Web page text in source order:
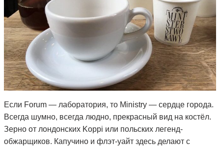
Если Forum — лаборатория, то Ministry — сердце города.
Всегда шумно, всегда людно, прекрасный вид на костёл.
Зерно от лондонских Koppi или польских легенд-
обжарщиков. Капучино и флэт-уайт здесь делают с